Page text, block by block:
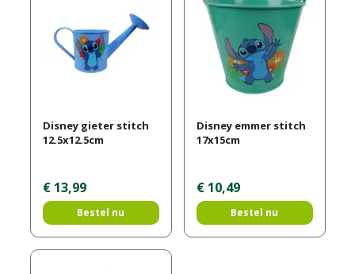
Disney gieter stitch
12.5x12.5cm
€ 13,99
Bestel nu
Disney emmer stitch
17x15cm
€ 10,49
Bestel nu